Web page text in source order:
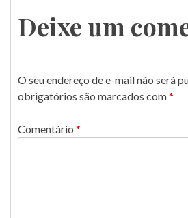
Deixe um
O seu endereço de e-mail não será
obrigatórios são marcados com*
Comentário *